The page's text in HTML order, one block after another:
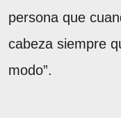
persona que
cabeza siempre
modo”.